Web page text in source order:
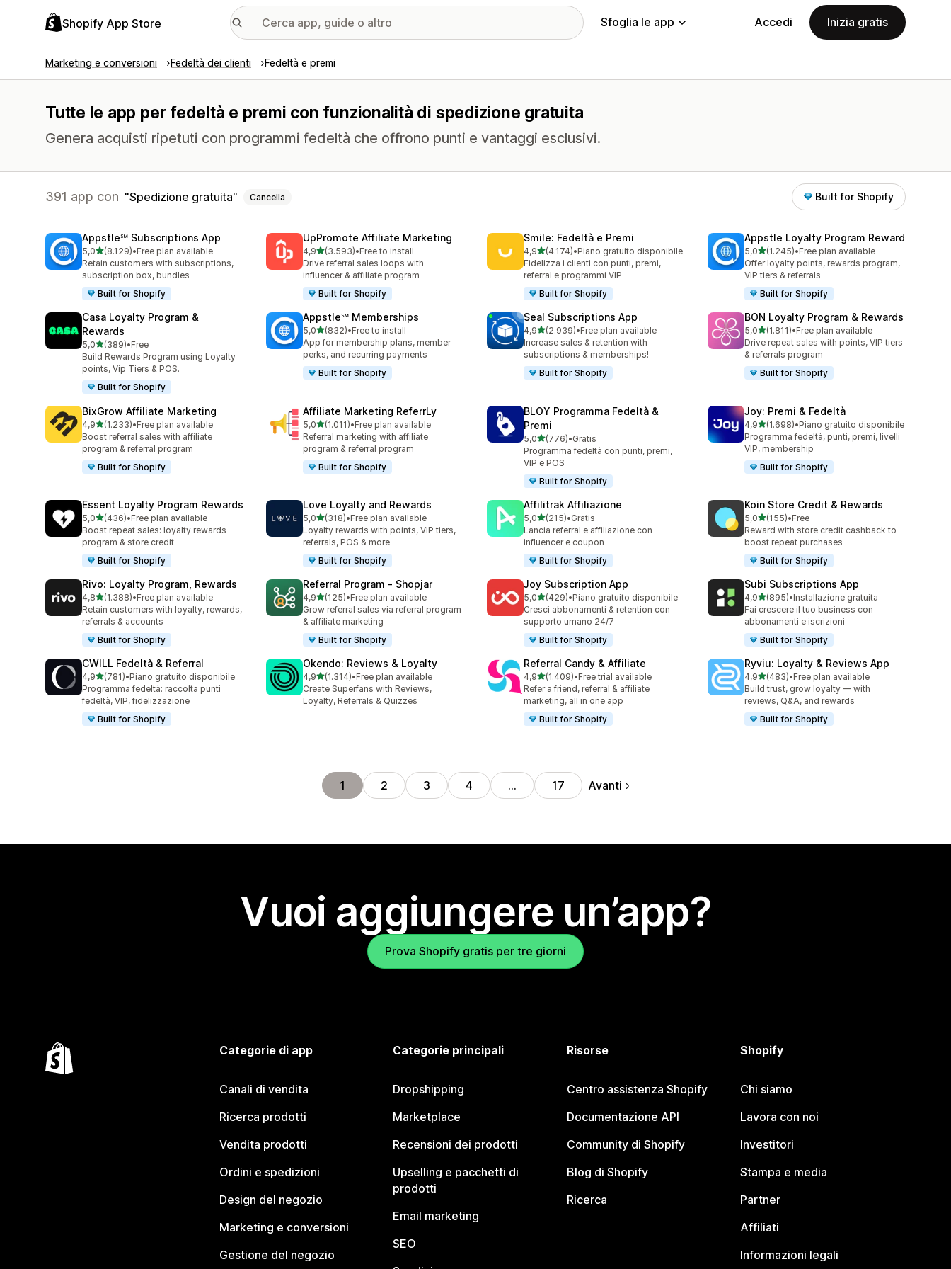
Shopify App Store Sfoglia le app Accedi Inizia gratis
Marketing e conversioni Fedeltà dei clienti Fedeltà e premi
Tutte le app per fedeltà e premi con funzionalità di spedizione gratuita
Genera acquisti ripetuti con programmi fedeltà che offrono punti e vantaggi esclusivi.
391 app con Spedizione gratuita Cancella Built for Shopify
Appstle℠ Subscriptions App
5,0stelle su 5
(8.129)
8129 recensioni totali
•Free plan available
Retain customers with subscriptions,
subscription box, bundles
Built for Shopify
UpPromote Affiliate Marketing
4,9stelle su 5
(3.593)
3593 recensioni totali
•Free to install
Drive referral sales loops with
influencer & affiliate program
Built for Shopify
Smile: Fedeltà e Premi
4,9stelle su 5
(4.174)
4174 recensioni totali
•Piano gratuito disponibile
Fidelizza i clienti con punti, premi,
referral e programmi VIP
Built for Shopify
Appstle Loyalty Program Reward
5,0stelle su 5
(1.245)
1245 recensioni totali
•Free plan available
Offer loyalty points, rewards program,
VIP tiers & referrals
Built for Shopify
Casa Loyalty Program &
Rewards
5,0stelle su 5
(389)
389 recensioni totali
•Free
Build Rewards Program using Loyalty
points, Vip Tiers & POS.
Built for Shopify
Appstle℠ Memberships
5,0stelle su 5
(832)
832 recensioni totali
•Free to install
App for membership plans, member
perks, and recurring payments
Built for Shopify
Seal Subscriptions App
4,9stelle su 5
(2.939)
2939 recensioni totali
•Free plan available
Increase sales & retention with
subscriptions & memberships!
Built for Shopify
BON Loyalty Program & Rewards
5,0stelle su 5
(1.811)
1811 recensioni totali
•Free plan available
Drive repeat sales with points, VIP tiers
& referrals program
Built for Shopify
BixGrow Affiliate Marketing
4,9stelle su 5
(1.233)
1233 recensioni totali
•Free plan available
Boost referral sales with affiliate
program & referral program
Built for Shopify
Affiliate Marketing ReferrLy
5,0stelle su 5
(1.011)
1011 recensioni totali
•Free plan available
Referral marketing with affiliate
program & referral program
Built for Shopify
BLOY Programma Fedeltà &
Premi
5,0stelle su 5
(776)
776 recensioni totali
•Gratis
Programma fedeltà con punti, premi,
VIP e POS
Built for Shopify
Joy: Premi & Fedeltà
4,9stelle su 5
(1.698)
1698 recensioni totali
•Piano gratuito disponibile
Programma fedeltà, punti, premi, livelli
VIP, membership
Built for Shopify
Essent Loyalty Program Rewards
5,0stelle su 5
(436)
436 recensioni totali
•Free plan available
Boost repeat sales: loyalty rewards
program & store credit
Built for Shopify
Love Loyalty and Rewards
5,0stelle su 5
(318)
318 recensioni totali
•Free plan available
Loyalty rewards with points, VIP tiers,
referrals, POS & more
Built for Shopify
Affilitrak Affiliazione
5,0stelle su 5
(215)
215 recensioni totali
•Gratis
Lancia referral e affiliazione con
influencer e coupon
Built for Shopify
Koin Store Credit & Rewards
5,0stelle su 5
(155)
155 recensioni totali
•Free
Reward with store credit cashback to
boost repeat purchases
Built for Shopify
Rivo: Loyalty Program, Rewards
4,8stelle su 5
(1.388)
1388 recensioni totali
•Free plan available
Retain customers with loyalty, rewards,
referrals & accounts
Built for Shopify
Referral Program ‑ Shopjar
4,9stelle su 5
(125)
125 recensioni totali
•Free plan available
Grow referral sales via referral program
& affiliate marketing
Built for Shopify
Joy Subscription App
5,0stelle su 5
(429)
429 recensioni totali
•Piano gratuito disponibile
Cresci abbonamenti & retention con
supporto umano 24/7
Built for Shopify
Subi Subscriptions App
4,9stelle su 5
(895)
895 recensioni totali
•Installazione gratuita
Fai crescere il tuo business con
abbonamenti e iscrizioni
Built for Shopify
CWILL Fedeltà & Referral
4,9stelle su 5
(781)
781 recensioni totali
•Piano gratuito disponibile
Programma fedeltà: raccolta punti
fedeltà, VIP, fidelizzazione
Built for Shopify
Okendo: Reviews & Loyalty
4,9stelle su 5
(1.314)
1314 recensioni totali
•Free plan available
Create Superfans with Reviews,
Loyalty, Referrals & Quizzes
Referral Candy & Affiliate
4,9stelle su 5
(1.409)
1409 recensioni totali
•Free trial available
Refer a friend, referral & affiliate
marketing, all in one app
Built for Shopify
Ryviu: Loyalty & Reviews App
4,9stelle su 5
(483)
483 recensioni totali
•Free plan available
Build trust, grow loyalty — with
reviews, Q&A, and rewards
Built for Shopify
1 2 3 4 … 17 Avanti
Vuoi aggiungere un’app?
Prova Shopify gratis per tre giorni
Categorie di app
Canali di vendita
Ricerca prodotti
Vendita prodotti
Ordini e spedizioni
Design del negozio
Marketing e conversioni
Gestione del negozio
Categorie principali
Dropshipping
Marketplace
Recensioni dei prodotti
Upselling e pacchetti di
prodotti
Email marketing
SEO
Risorse
Centro assistenza Shopify
Documentazione API
Community di Shopify
Blog di Shopify
Ricerca
Shopify
Chi siamo
Lavora con noi
Investitori
Stampa e media
Partner
Affiliati
Informazioni legali